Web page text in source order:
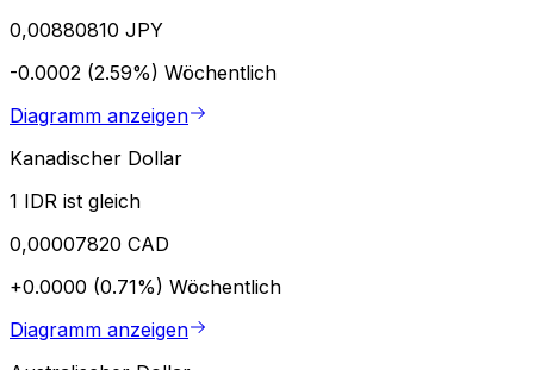
0,00880810 JPY
-0.0002 (2.59%) Wöchentlich
Diagramm anzeigen
Kanadischer Dollar
1 IDR ist gleich
0,00007820 CAD
+0.0000 (0.71%) Wöchentlich
Diagramm anzeigen